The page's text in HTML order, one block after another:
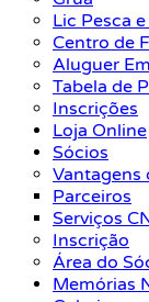
Lic Pesca
Centro de
Aluguer
Tabela de
Inscrições
Loja Online
Sócios
Vantagens
Parceiros
Serviços
Inscrição
Área do
Memórias